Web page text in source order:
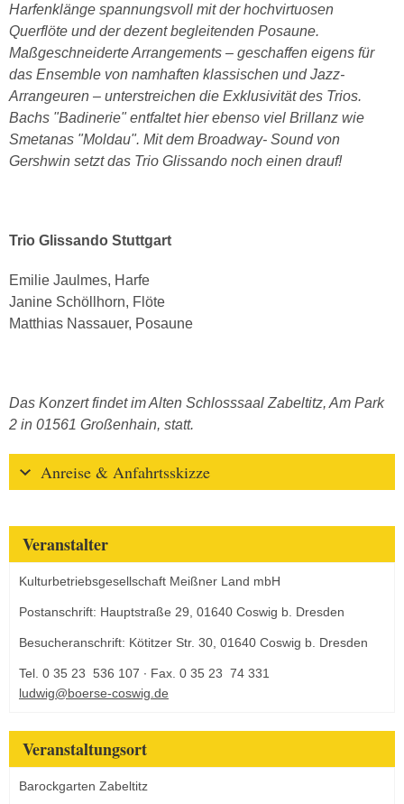
Harfenklänge spannungsvoll mit der hochvirtuosen
Querflöte und der dezent begleitenden Posaune.
Maßgeschneiderte Arrangements – geschaffen eigens für
das Ensemble von namhaften klassischen und Jazz-
Arrangeuren – unterstreichen die Exklusivität des Trios.
Bachs "Badinerie" entfaltet hier ebenso viel Brillanz wie
Smetanas "Moldau". Mit dem Broadway- Sound von
Gershwin setzt das Trio Glissando noch einen drauf!
Trio Glissando Stuttgart
Emilie Jaulmes, Harfe
Janine Schöllhorn, Flöte
Matthias Nassauer, Posaune
Das Konzert findet im Alten Schlosssaal Zabeltitz, Am Park
2 in 01561 Großenhain, statt.
Anreise & Anfahrtsskizze
Veranstalter
Kulturbetriebsgesellschaft Meißner Land mbH
Postanschrift: Hauptstraße 29, 01640 Coswig b. Dresden
Besucheranschrift: Kötitzer Str. 30, 01640 Coswig b. Dresden
Tel. 0 35 23 536 107 ∙ Fax. 0 35 23 74 331
ludwig@boerse-coswig.de
Veranstaltungsort
Barockgarten Zabeltitz